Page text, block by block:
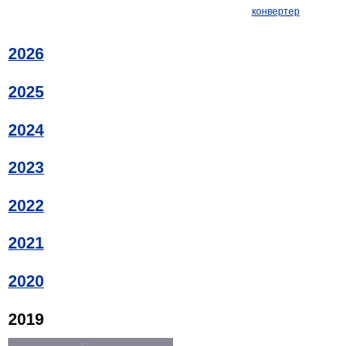
конвертер
2026
2025
2024
2023
2022
2021
2020
2019